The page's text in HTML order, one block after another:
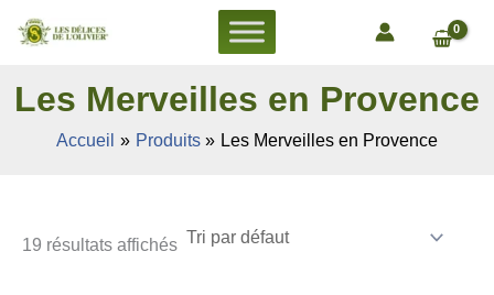
Aller
Les Merveilles en Provence
Accueil Produits Les Merveilles en Provence
19 résultats affichés